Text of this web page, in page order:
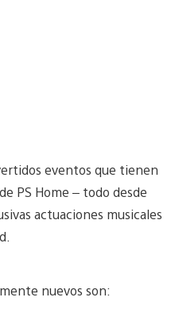
eventos que tienen
PS Home – todo desde
actuaciones musicales
nuevos son: